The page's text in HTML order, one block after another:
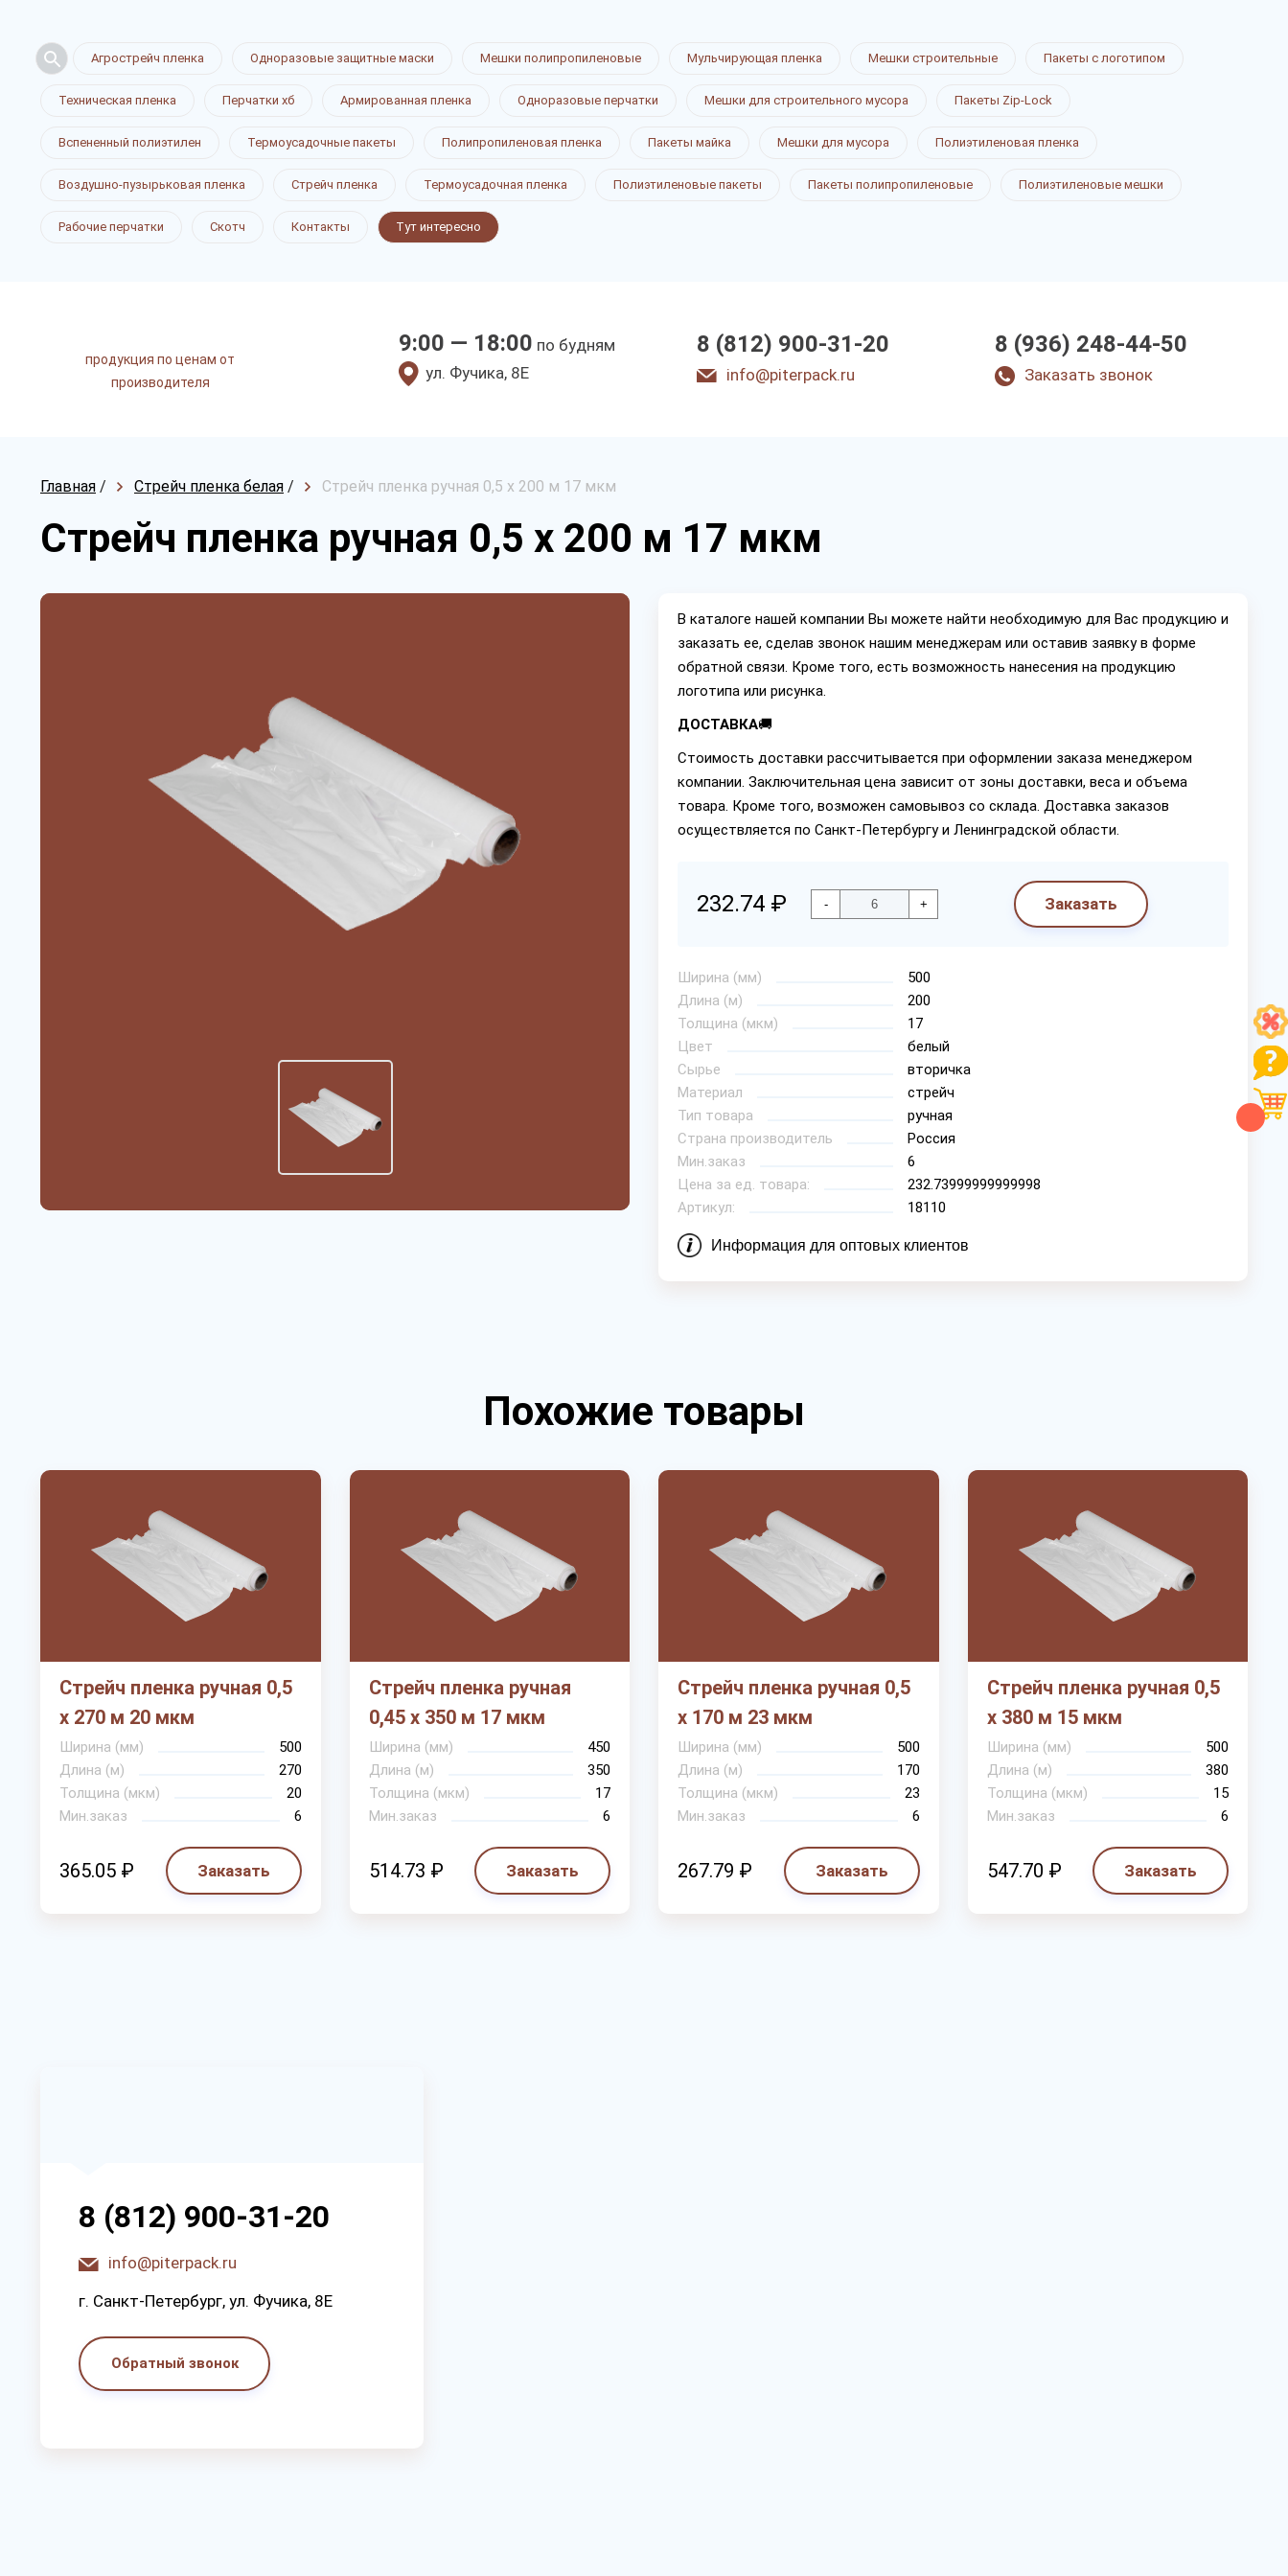
Агрострейч пленка Одноразовые защитные маски Мешки полипропиленовые Мульчирующая пленка Мешки строительные Пакеты с логотипом
Техническая пленка Перчатки хб Армированная пленка Одноразовые перчатки Мешки для строительного мусора Пакеты Zip-Lock
Вспененный полиэтилен Термоусадочные пакеты Полипропиленовая пленка Пакеты майка Мешки для мусора Полиэтиленовая пленка
Воздушно-пузырьковая пленка Стрейч пленка Термоусадочная пленка Полиэтиленовые пакеты Пакеты полипропиленовые Полиэтиленовые мешки
Рабочие перчатки Скотч Контакты Тут интересно
продукция по ценам от
производителя
9:00 — 18:00 по будням
ул. Фучика, 8E
8 (812) 900-31-20
info@piterpack.ru
8 (936) 248-44-50
Заказать звонок
Главная / Стрейч пленка белая / Стрейч пленка ручная 0,5 х 200 м 17 мкм
Стрейч пленка ручная 0,5 х 200 м 17 мкм
В каталоге нашей компании Вы можете найти необходимую для Вас продукцию и
заказать ее, сделав звонок нашим менеджерам или оставив заявку в форме
обратной связи. Кроме того, есть возможность нанесения на продукцию
логотипа или рисунка.
ДОСТАВКА🚚
Стоимость доставки рассчитывается при оформлении заказа менеджером
компании. Заключительная цена зависит от зоны доставки, веса и объема
товара. Кроме того, возможен самовывоз со склада. Доставка заказов
осуществляется по Санкт-Петербургу и Ленинградской области.
232.74 ₽ - + Заказать
Ширина (мм)
500
Длина (м)
200
Толщина (мкм)
17
Цвет
белый
Сырье
вторичка
Материал
стрейч
Тип товара
ручная
Страна производитель
Россия
Мин.заказ
6
Цена за ед. товара:
232.73999999999998
Артикул:
18110
Информация для оптовых клиентов
Похожие товары
Стрейч пленка ручная 0,5
х 270 м 20 мкм
Ширина (мм)
500
Длина (м)
270
Толщина (мкм)
20
Мин.заказ
6
365.05 ₽ Заказать
Стрейч пленка ручная
0,45 х 350 м 17 мкм
Ширина (мм)
450
Длина (м)
350
Толщина (мкм)
17
Мин.заказ
6
514.73 ₽ Заказать
Стрейч пленка ручная 0,5
х 170 м 23 мкм
Ширина (мм)
500
Длина (м)
170
Толщина (мкм)
23
Мин.заказ
6
267.79 ₽ Заказать
Стрейч пленка ручная 0,5
х 380 м 15 мкм
Ширина (мм)
500
Длина (м)
380
Толщина (мкм)
15
Мин.заказ
6
547.70 ₽ Заказать
8 (812) 900-31-20
info@piterpack.ru
г. Санкт-Петербург, ул. Фучика, 8E
Обратный звонок